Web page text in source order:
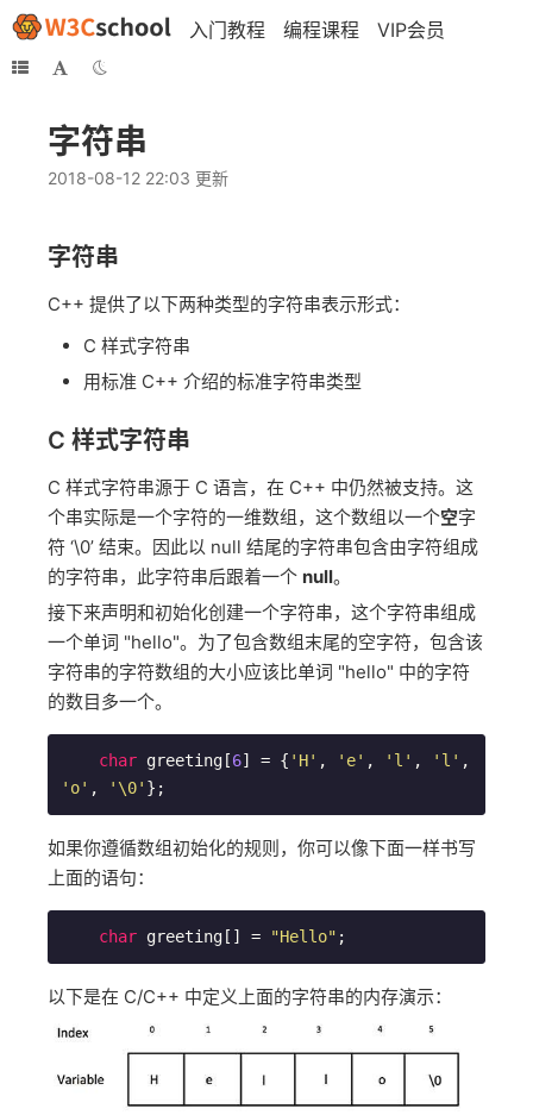
入门教程 编程课程 VIP会员
字符串
2018-08-12 22:03 更新
字符串
C++ 提供了以下两种类型的字符串表示形式：
C 样式字符串
用标准 C++ 介绍的标准字符串类型
C 样式字符串
C 样式字符串源于 C 语言，在 C++ 中仍然被支持。这
个串实际是一个字符的一维数组，这个数组以一个空字
符 ‘\0’ 结束。因此以 null 结尾的字符串包含由字符组成
的字符串，此字符串后跟着一个 null。
接下来声明和初始化创建一个字符串，这个字符串组成
一个单词 "hello"。为了包含数组末尾的空字符，包含该
字符串的字符数组的大小应该比单词 "hello" 中的字符
的数目多一个。
char greeting[6] = { 'H' , 'e' , 'l' , 'l'
'o' , '\0' };
如果你遵循数组初始化的规则，你可以像下面一样书写
上面的语句：
char greeting[] = "Hello" ;
以下是在 C/C++ 中定义上面的字符串的内存演示：